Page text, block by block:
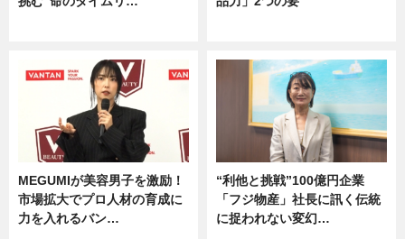
MEGUMIが美容男子を激励！
市場拡大でプロ人材の育成に
力を入れるバン…
“利他と挑戦”100億円企業
「フジ物産」社長に訊く伝統
に捉われない変幻…